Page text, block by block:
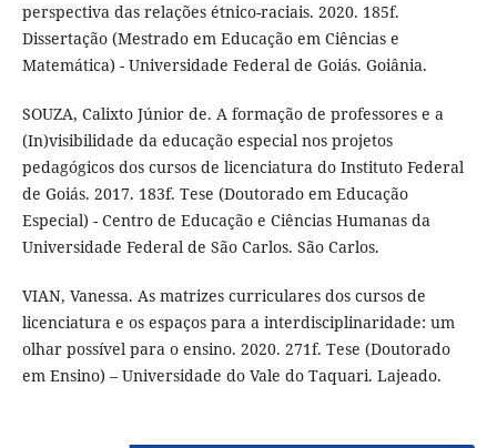
perspectiva das relações étnico-raciais. 2020. 185f.
Dissertação (Mestrado em Educação em Ciências e
Matemática) - Universidade Federal de Goiás. Goiânia.
SOUZA, Calixto Júnior de. A formação de professores e a
(In)visibilidade da educação especial nos projetos
pedagógicos dos cursos de licenciatura do Instituto Federal
de Goiás. 2017. 183f. Tese (Doutorado em Educação
Especial) - Centro de Educação e Ciências Humanas da
Universidade Federal de São Carlos. São Carlos.
VIAN, Vanessa. As matrizes curriculares dos cursos de
licenciatura e os espaços para a interdisciplinaridade: um
olhar possível para o ensino. 2020. 271f. Tese (Doutorado
em Ensino) – Universidade do Vale do Taquari. Lajeado.